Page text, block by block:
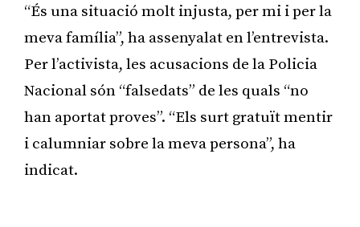
“És una situació molt injusta, per mi i per la
meva família”, ha assenyalat en l’entrevista.
Per l’activista, les acusacions de la Policia
Nacional són “falsedats” de les quals “no
han aportat proves”. “Els surt gratuït mentir
i calumniar sobre la meva persona”, ha
indicat.